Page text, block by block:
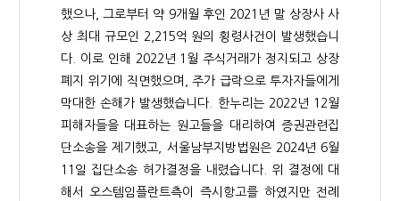
했으나, 그로부터 약 9개월 후인 2021년 말 상장사 사
상 최대 규모인 2,215억 원의 횡령사건이 발생했습니
다. 이로 인해 2022년 1월 주식거래가 정지되고 상장
폐지 위기에 직면했으며, 주가 급락으로 투자자들에게
막대한 손해가 발생했습니다. 한누리는 2022년 12월
피해자들을 대표하는 원고들을 대리하여 증권관련집
단소송을 제기했고, 서울남부지방법원은 2024년 6월
11일 집단소송 허가결정을 내렸습니다. 위 결정에 대
해서 오스템임플란트측이 즉시항고를 하였지만 전례